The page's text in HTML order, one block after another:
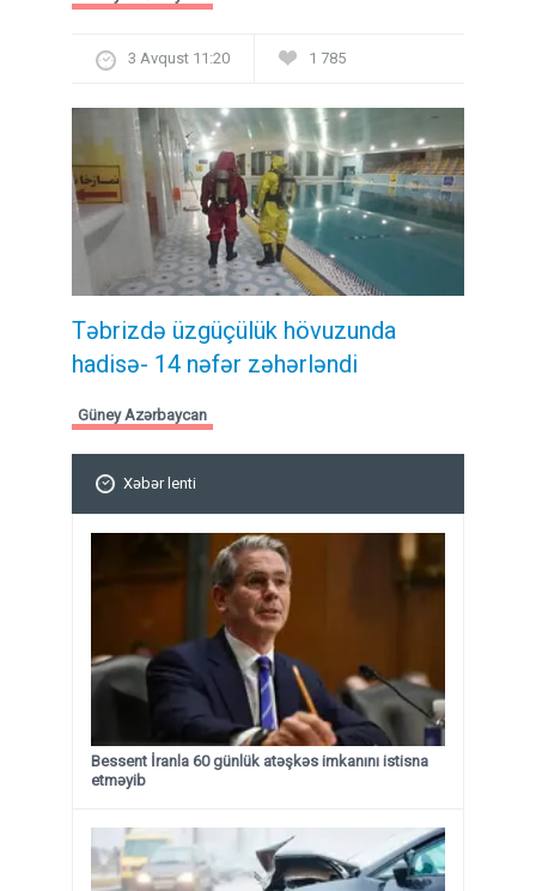
3 Avqust 11:20 1 785
Təbrizdə üzgüçülük hövuzunda
hadisə- 14 nəfər zəhərləndi
Güney Azərbaycan
Xəbər lenti
Bessent İranla 60 günlük atəşkəs imkanını istisna
etməyib